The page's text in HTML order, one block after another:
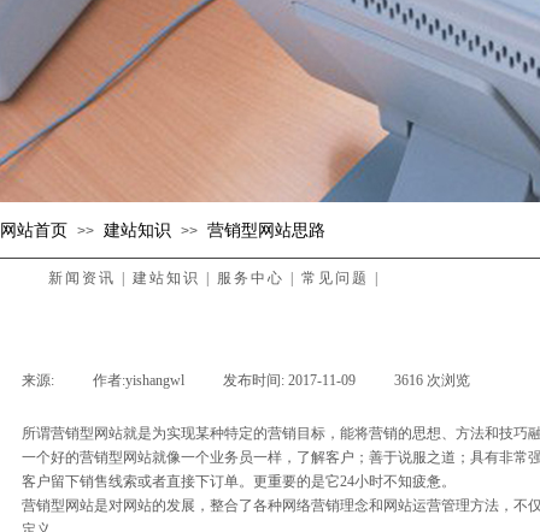
网站首页 >> 建站知识 >> 营销型网站思路
新闻资讯 建站知识 服务中心 常见问题
来源: 作者:yishangwl 发布时间: 2017-11-09 3616 次浏览
所谓营销型网站就是为实现某种特定的营销目标，能将营销的思想、方法和技
一个好的营销型网站就像一个业务员一样，了解客户；善于说服之道；具有非
客户留下销售线索或者直接下订单。更重要的是它24小时不知疲惫。
营销型网站是对网站的发展，整合了各种网络营销理念和网站运营管理方法，